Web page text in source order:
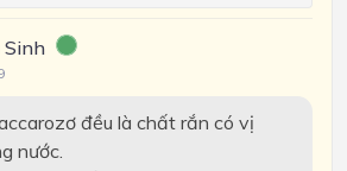
Sinh
đều là chất rắn có vị
nước.